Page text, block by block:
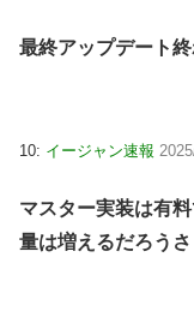
最終アップデート
10: イージャン速報
マスター実装は有
量は増えるだろうさ